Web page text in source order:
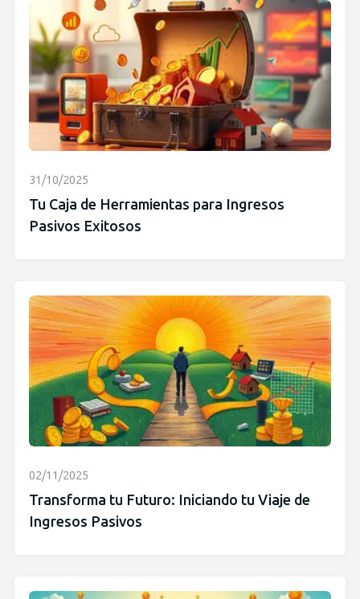
31/10/2025
Tu Caja de Herramientas para Ingresos
Pasivos Exitosos
02/11/2025
Transforma tu Futuro: Iniciando tu Viaje de
Ingresos Pasivos